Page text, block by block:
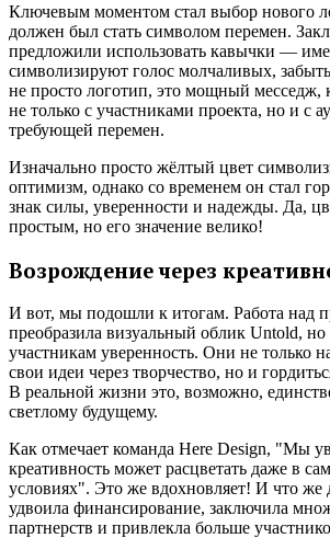
Ключевым моментом стал выбор нового
должен был стать символом перемен.
предложили использовать кавычки —
символизируют голос молчаливых,
не просто логотип, это мощный месседж,
не только с участниками проекта, но и с
требующей перемен.
Изначально просто жёлтый цвет
оптимизм, однако со временем он стал
знак силы, уверенности и надежды. Да,
простым, но его значение велико!
Возрождение через
И вот, мы подошли к итогам. Работа над
преобразила визуальный облик Untold, но
участникам уверенность. Они не только
свои идеи через творчество, но и
В реальной жизни это, возможно,
светлому будущему.
Как отмечает команда Here Design, "Мы
креативность может расцветать даже в
условиях". Это же вдохновляет! И что же
удвоила финансирование, заключила
партнерств и привлекла больше